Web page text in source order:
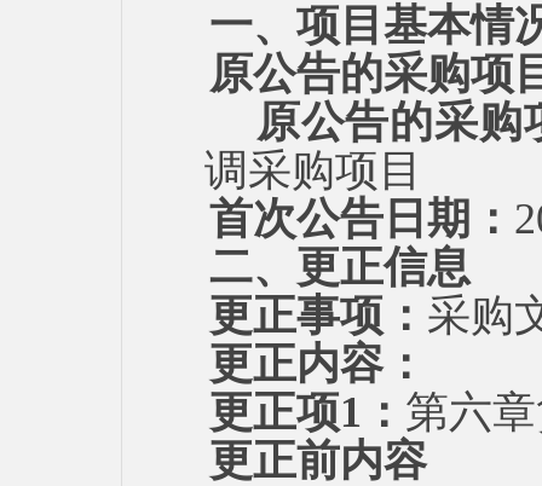
一、项目基本情
原公告的采购项
原公告的采购
调采购项目
首次公告日期：
二、更正信息
更正事项： 采购
更正内容：
更正项1： 第六
更正前内容